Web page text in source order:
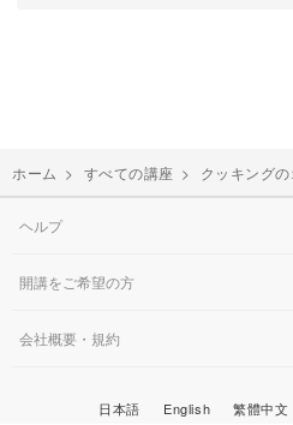
ホーム > すべての講座 > クッキング
ヘルプ
開講をご希望の方
会社概要・規約
日本語 English 繁體中文